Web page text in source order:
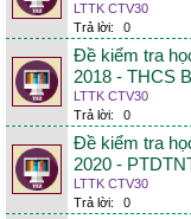
LTTK CTV30
Trả lời:
0
Đề kiểm tra
2018 - THCS
LTTK CTV30
Trả lời:
0
Đề kiểm tra
2020 -
LTTK CTV30
Trả lời:
0